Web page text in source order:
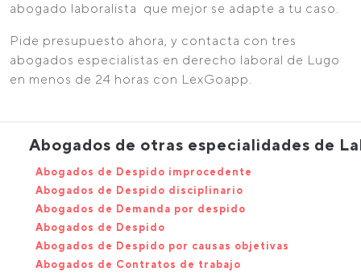
abogado laboralista que mejor se adapte a tu caso.
Pide presupuesto ahora, y contacta con tres
abogados especialistas en derecho laboral de Lugo
en menos de 24 horas con LexGoapp.
Abogados de otras especialidades de
Abogados de Despido improcedente
Abogados de Despido disciplinario
Abogados de Demanda por despido
Abogados de Despido
Abogados de Despido por causas objetivas
Abogados de Contratos de trabajo